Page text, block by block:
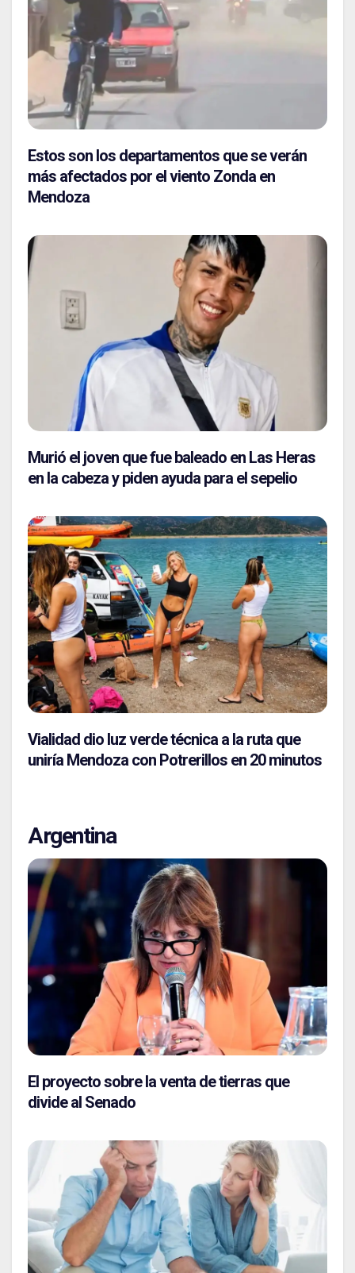
Estos son los departamentos que se verán
más afectados por el viento Zonda en
Mendoza
Murió el joven que fue baleado en Las Heras
en la cabeza y piden ayuda para el sepelio
Vialidad dio luz verde técnica a la ruta que
uniría Mendoza con Potrerillos en 20 minutos
Argentina
El proyecto sobre la venta de tierras que
divide al Senado